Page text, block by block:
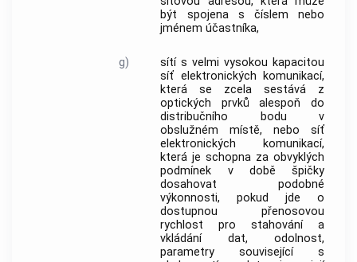
být spojena s číslem nebo
jménemúčastníka,
g)
sítí s velmi vysokou kapacitou
síť elektronických komunikací,
která se zcela sestává z
optických prvků alespoň do
distribučního bodu v
obslužném místě, nebo síť
elektronických komunikací,
která je schopna za obvyklých
podmínek v době špičky
dosahovat podobné
výkonnosti, pokud jde o
dostupnou přenosovou
rychlost pro stahování a
vkládání dat, odolnost,
parametry související s